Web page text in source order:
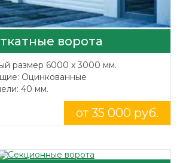
ворота
размер 6000 x 3000 мм.
Оцинкованные
40 мм.
от 35 000 руб.